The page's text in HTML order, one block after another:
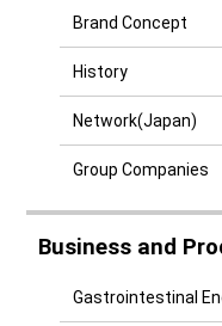
Brand Concept
History
Network(Japan)
Group Companies
Business and
Gastrointestinal